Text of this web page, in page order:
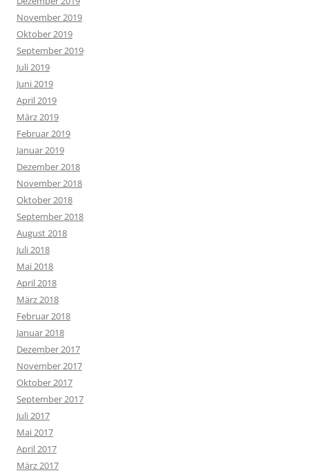
November 2019
Oktober 2019
September 2019
Juli 2019
Juni 2019
April 2019
März 2019
Februar 2019
Januar 2019
Dezember 2018
November 2018
Oktober 2018
September 2018
August 2018
Juli 2018
Mai 2018
April 2018
März 2018
Februar 2018
Januar 2018
Dezember 2017
November 2017
Oktober 2017
September 2017
Juli 2017
Mai 2017
April 2017
März 2017